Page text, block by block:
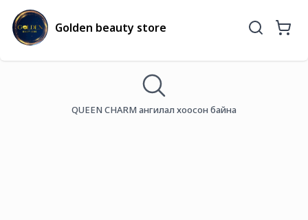
Golden beauty store
QUEEN CHARM ангилал хоосон байна